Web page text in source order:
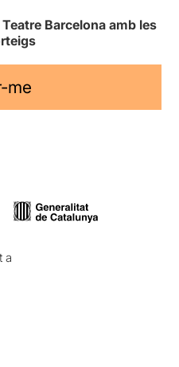
Barcelona amb les
me
a